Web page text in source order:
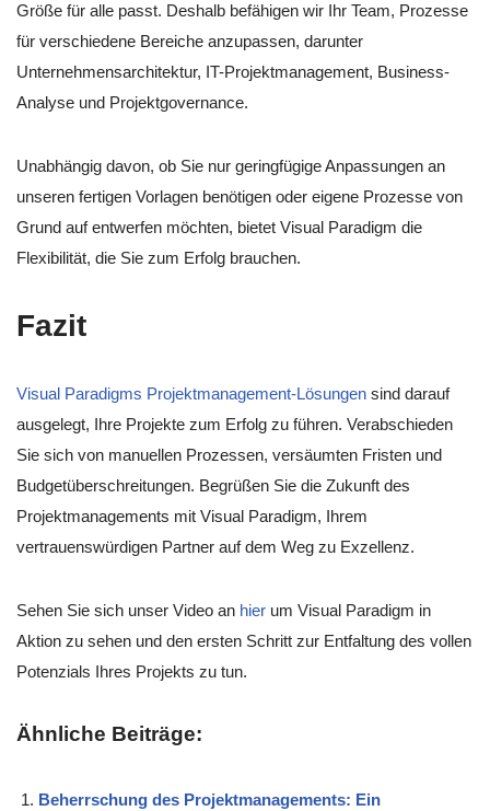
Größe für alle passt. Deshalb befähigen wir Ihr Team, Prozesse
für verschiedene Bereiche anzupassen, darunter
Unternehmensarchitektur, IT-Projektmanagement, Business-
Analyse und Projektgovernance.
Unabhängig davon, ob Sie nur geringfügige Anpassungen an
unseren fertigen Vorlagen benötigen oder eigene Prozesse von
Grund auf entwerfen möchten, bietet Visual Paradigm die
Flexibilität, die Sie zum Erfolg brauchen.
Fazit
Visual Paradigms Projektmanagement-Lösungen sind darauf
ausgelegt, Ihre Projekte zum Erfolg zu führen. Verabschieden
Sie sich von manuellen Prozessen, versäumten Fristen und
Budgetüberschreitungen. Begrüßen Sie die Zukunft des
Projektmanagements mit Visual Paradigm, Ihrem
vertrauenswürdigen Partner auf dem Weg zu Exzellenz.
Sehen Sie sich unser Video an hier um Visual Paradigm in
Aktion zu sehen und den ersten Schritt zur Entfaltung des vollen
Potenzials Ihres Projekts zu tun.
Ähnliche Beiträge:
Beherrschung des Projektmanagements: Ein